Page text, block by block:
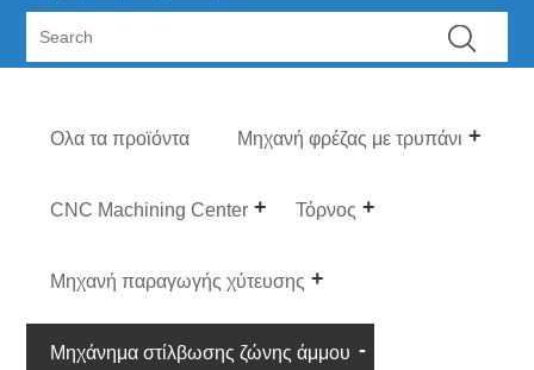
Ολα τα προϊόντα Μηχανή φρέζας με τρυπάνι
CNC Machining Center Τόρνος
Μηχανή παραγωγής χύτευσης
Μηχάνημα στίλβωσης ζώνης άμμου